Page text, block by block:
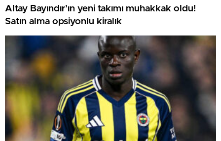
Altay Bayındır’ın yeni takımı muhakkak oldu!
Satın alma opsiyonlu kiralık